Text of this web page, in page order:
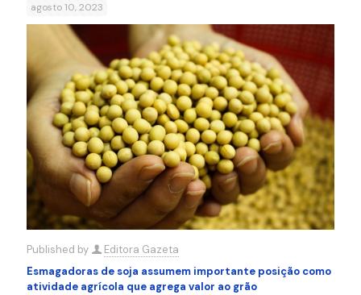
agosto 10, 2023
Published by
Editora Gazeta
Esmagadoras de soja assumem importante posição como
atividade agrícola que agrega valor ao grão